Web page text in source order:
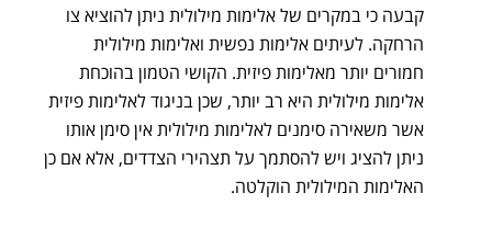
קבעה כי במקרים של אלימות מילולית ניתן להוציא צו
הרחקה. לעיתים אלימות נפשית ואלימות מילולית
חמורים יותר מאלימות פיזית. הקושי הטמון בהוכחת
אלימות מילולית היא רב יותר, שכן בניגוד לאלימות פיזית
אשר משאירה סימנים לאלימות מילולית אין סימן אותו
ניתן להציג ויש להסתמך על תצהירי הצדדים, אלא אם כן
האלימות המילולית הוקלטה.